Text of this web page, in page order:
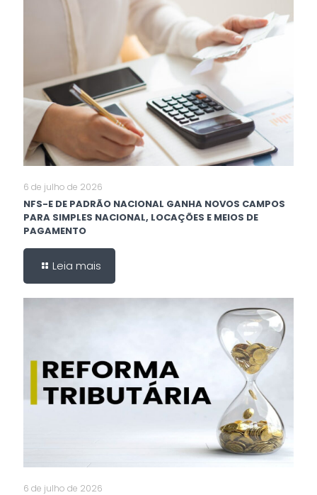
6 de julho de 2026
NFS-E DE PADRÃO NACIONAL GANHA NOVOS CAMPOS
PARA SIMPLES NACIONAL, LOCAÇÕES E MEIOS DE
PAGAMENTO
Leia mais
6 de julho de 2026